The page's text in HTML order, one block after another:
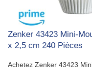
Zenker 43423 Mini-
x 2,5 cm 240 Pièces
Achetez Zenker 43423